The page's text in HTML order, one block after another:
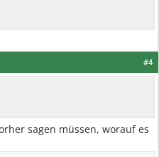
#4
sagen müssen, worauf es